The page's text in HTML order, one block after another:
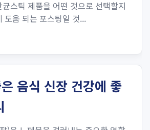
스틱 제품을 어떤 것으로 선택할지
도움 되는 포스팅일 것...
음식 신장 건강에 좋